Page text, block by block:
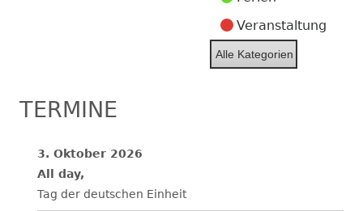
Veranstaltung
Alle Kategorien
TERMINE
3. Oktober 2026
All day,
Tag der deutschen Einheit